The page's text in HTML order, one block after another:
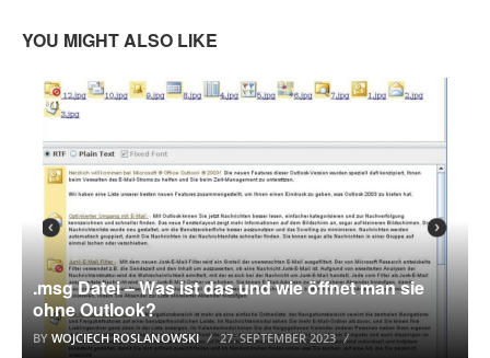
YOU MIGHT ALSO LIKE
OUTLOOK
.msg Datei – Was ist das und wie öffnet man sie
ohne Outlook?
BY WOJCIECH ROSLANOWSKI 27. SEPTEMBER 2023